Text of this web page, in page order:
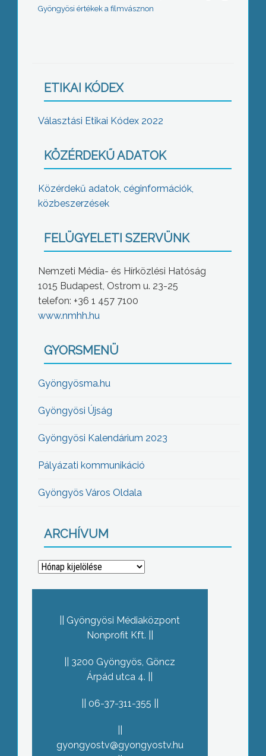
Gyöngyösi értékek a filmvásznon
ETIKAI KÓDEX
Választási Etikai Kódex 2022
KÖZÉRDEKŰ ADATOK
Közérdekű adatok, céginformációk,
közbeszerzések
FELÜGYELETI SZERVÜNK
Nemzeti Média- és Hírközlési Hatóság
1015 Budapest, Ostrom u. 23-25
telefon: +36 1 457 7100
www.nmhh.hu
GYORSMENÜ
Gyöngyösma.hu
Gyöngyösi Újság
Gyöngyösi Kalendárium 2023
Pályázati kommunikáció
Gyöngyös Város Oldala
ARCHÍVUM
Archívum
Gyöngyösi Médiaközpont
Nonprofit Kft.
3200 Gyöngyös, Göncz
Árpád utca 4.
06-37-311-355
gyongyostv@gyongyostv.hu